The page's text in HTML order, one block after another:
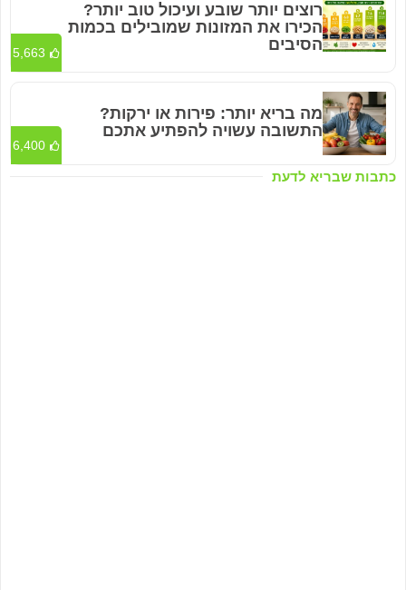
כתבות שבריא לדעת
רוצים יותר שובע ועיכול טוב יותר?
הכירו את המזונות שמובילים בכמות
הסיבים
5,663
מה בריא יותר: פירות או ירקות?
התשובה עשויה להפתיע אתכם
6,400